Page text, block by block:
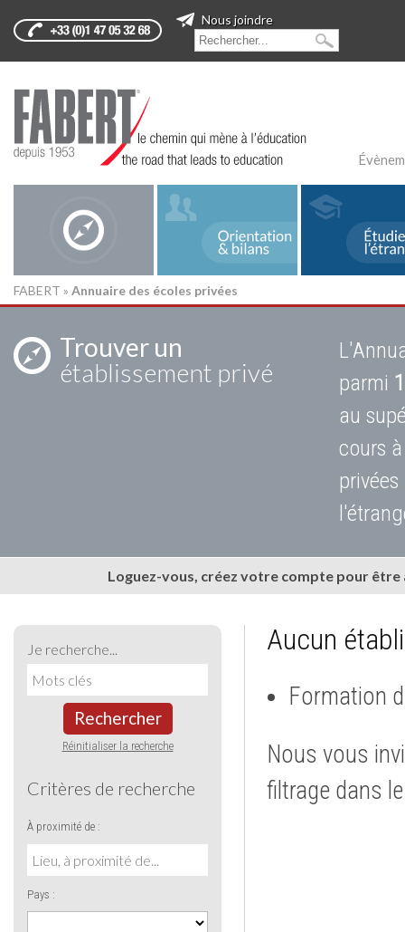
Nous joindre
FABERT » Annuaire des écoles privées
Trouver un
établissement privé
parmi
au
cours
Loguez-vous, créez votre compte pour
Je recherche...
Rechercher
Réinitialiser la recherche
Critères de recherche
À proximité de :
Pays :
Aucun
Formation
Nous vous
filtrage dans